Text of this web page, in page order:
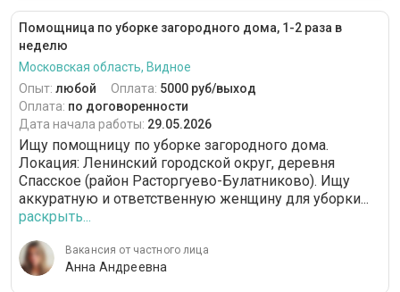
Помощница по уборке загородного дома, 1-2 раза в
неделю
Московская область, Видное
Опыт: любой Оплата: 5000 руб/выход
Оплата: по договоренности
Дата начала работы: 29.05.2026
Ищу помощницу по уборке загородного дома.
Локация: Ленинский городской округ, деревня
Спасское (район Расторгуево-Булатниково). Ищу
аккуратную и ответственную женщину для уборки...
раскрыть...
Вакансия от частного лица
Анна Андреевна